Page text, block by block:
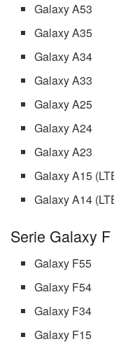
Galaxy A53
Galaxy A35
Galaxy A34
Galaxy A33
Galaxy A25
Galaxy A24
Galaxy A23
Galaxy A15
Galaxy A14
Serie Galaxy F
Galaxy F55
Galaxy F54
Galaxy F34
Galaxy F15